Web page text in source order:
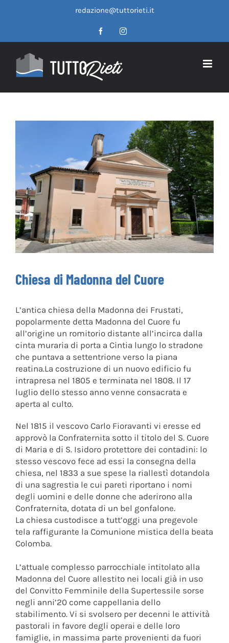
redazione@tuttorieti.it
FacebookInstagram
Chiesa di Madonna del Cuore
L’antica chiesa della Madonna dei Frustati,
popolarmente detta Madonna del Cuore fu
all’origine un romitorio distante all’incirca dalla
cinta muraria di porta a Cintia lungo lo stradone
che puntava a settentrione verso la piana
reatina.La costruzione di un nuovo edificio fu
intrapresa nel 1805 e terminata nel 1808. Il 17
luglio dello stesso anno venne consacrata e
aperta al culto.
Nel 1815 il vescovo Carlo Fioravanti vi eresse ed
approvò la Confraternita sotto il titolo del S. Cuore
di Maria e di S. Isidoro protettore dei contadini: lo
stesso vescovo fece ad essi la consegna della
chiesa, nel 1833 a sue spese la riallestì dotandola
di una sagrestia le cui pareti riportano i nomi
degli uomini e delle donne che aderirono alla
Confraternita, dotata di un bel gonfalone.
La chiesa custodisce a tutt’oggi una pregevole
tela raffigurante la Comunione mistica della beata
Colomba.
L’attuale complesso parrocchiale intitolato alla
Madonna del Cuore allestito nei locali già in uso
del Convitto Femminile della Supertessile sorse
negli anni’20 come cappellania dello
stabilimento. Vi si svolsero per decenni le attività
pastorali in favore degli operai e delle loro
famiglie, in massima parte provenienti da fuori